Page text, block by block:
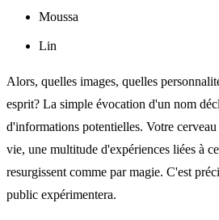
Moussa
Lin
Alors, quelles images, quelles
esprit? La simple évocation d'un nom
d'informations potentielles. Votre
vie, une multitude d'expériences liées à
resurgissent comme par magie. C'est
public expérimentera.